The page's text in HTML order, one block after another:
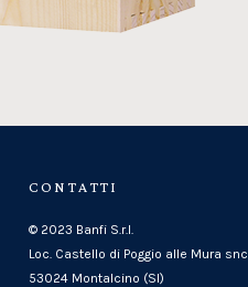
CONTATTI
© 2023 Banfi S.r.l.
Loc. Castello di Poggio alle Mura snc
53024 Montalcino (SI)